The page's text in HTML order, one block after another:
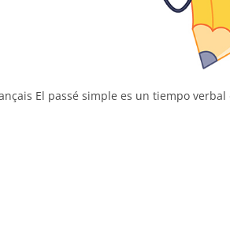
El passé simple es un tiempo verbal